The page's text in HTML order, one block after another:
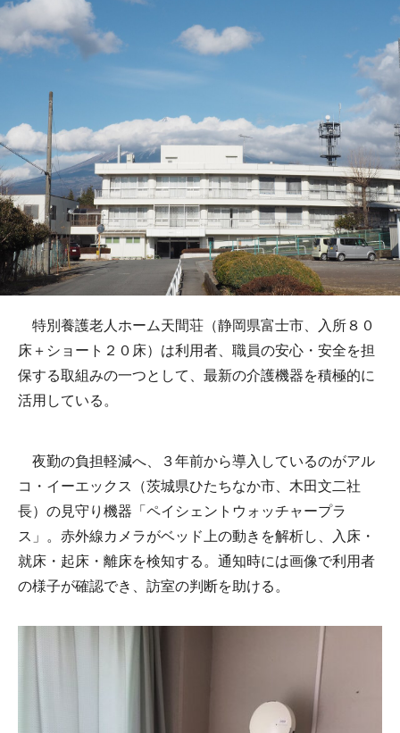
特別養護老人ホーム天間荘（静岡県富士市、入所８０
床＋ショート２０床）は利用者、職員の安心・安全を担
保する取組みの一つとして、最新の介護機器を積極的に
活用している。
夜勤の負担軽減へ、３年前から導入しているのがアル
コ・イーエックス
（茨城県ひたちなか市、木田文二社
長）の見守り機器「ペイシェントウォッチャープラ
ス」。赤外線カメラがベッド上の動きを解析し、入床・
就床・起床・離床を検知する。通知時には画像で利用者
の様子が確認でき、訪室の判断を助ける。